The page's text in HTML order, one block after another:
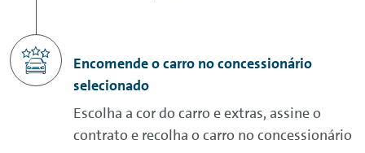
Encomende o carro no concessionário
selecionado
Escolha a cor do carro e extras, assine o
contrato e recolha o carro no concessionário